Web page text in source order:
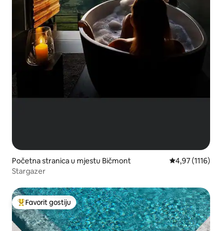
Početna stranica u mjestu Bičmont prosječna
4,97 (1116)
Stargazer
Glavni favorit gostiju
Favorit gostiju